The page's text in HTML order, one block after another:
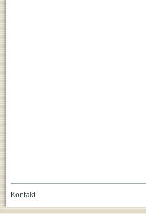
Kontakt